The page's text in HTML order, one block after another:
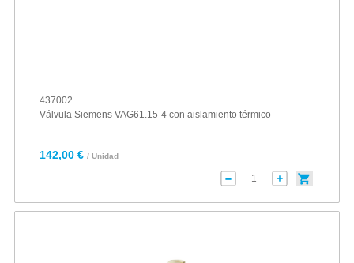
437002
Válvula Siemens VAG61.15-4 con aislamiento térmico
142,00 € / Unidad